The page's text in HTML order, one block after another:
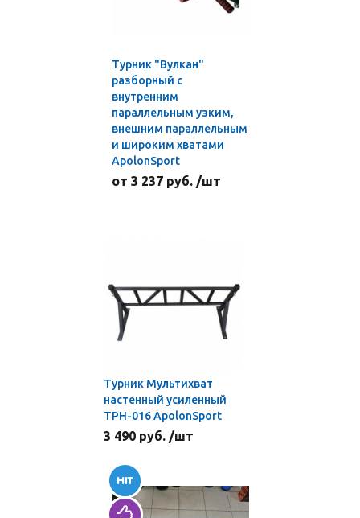
Турник "Вулкан"
разборный с
внутренним
параллельным узким,
внешним параллельным
и широким хватами
ApolonSport
от 3 237 руб. /шт
Турник Мультихват
настенный усиленный
ТРН-016 ApolonSport
3 490 руб. /шт